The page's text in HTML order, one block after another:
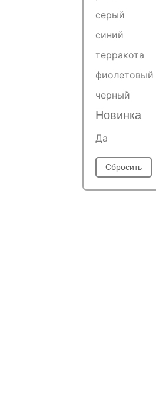
серый
синий
терракота
фиолетовый
черный
Новинка
Да
Сбросить